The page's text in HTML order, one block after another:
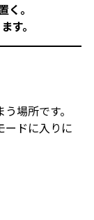
。
す。
場所です。
ードに入りに